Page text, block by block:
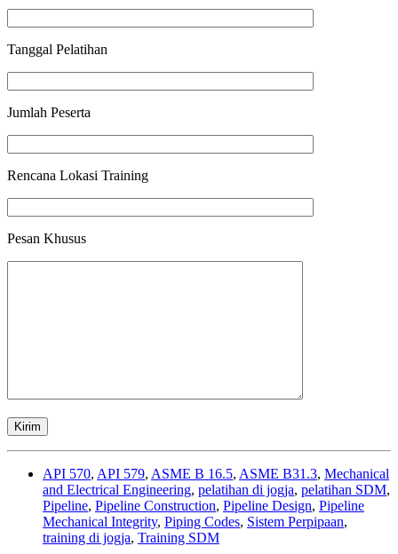
Tanggal Pelatihan
Jumlah Peserta
Rencana Lokasi Training
Pesan Khusus
API 570, API 579, ASME B 16.5, ASME B31.3, Mechanical
and Electrical Engineering, pelatihan di jogja, pelatihan SDM,
Pipeline, Pipeline Construction, Pipeline Design, Pipeline
Mechanical Integrity, Piping Codes, Sistem Perpipaan,
training di jogja, Training SDM